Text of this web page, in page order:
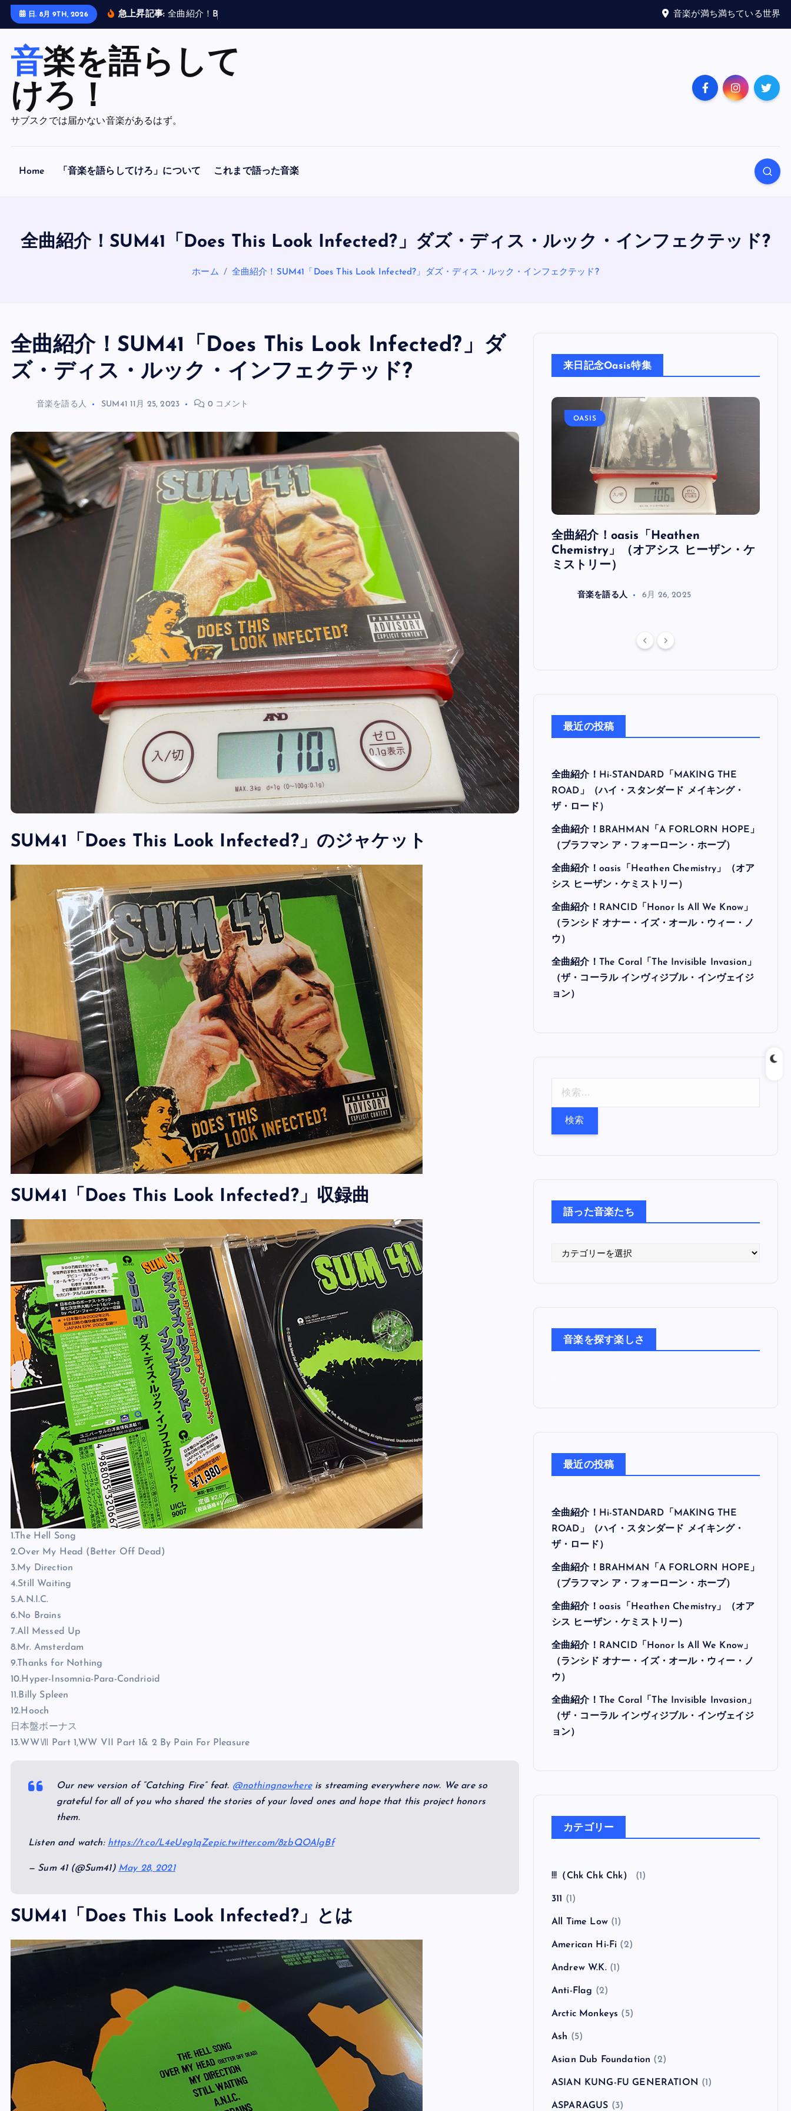
日. 8月 9TH, 2026 急上昇記事: 全曲 紹介 ！ B 音楽が満ち満ちている世界
音楽を語らして
けろ！
サブスクでは届かない音楽があるはず。
Home 「音楽を語らしてけろ」について これまで語った音楽
全曲紹介！SUM41「Does This Look Infected?」ダズ・ディス・ルック・インフェクテッド?
ホーム 全曲紹介！SUM41「Does This Look Infected?」ダズ・ディス・ルック・インフェクテッド?
全曲紹介！SUM41「Does This Look Infected?」ダ
ズ・ディス・ルック・インフェクテッド?
音楽を語る人 SUM41 11月 25, 2023 0 コメント
SUM41「Does This Look Infected?」のジャケット
SUM41「Does This Look Infected?」収録曲
1.The Hell Song
2.Over My Head (Better Off Dead)
3.My Direction
4.Still Waiting
5.A.N.I.C.
6.No Brains
7.All Messed Up
8.Mr. Amsterdam
9.Thanks for Nothing
10.Hyper-Insomnia-Para-Condrioid
11.Billy Spleen
12.Hooch
日本盤ボーナス
13.WWⅦ Part 1,WW VII Part 1& 2 By Pain For Pleasure
Our new version of “Catching Fire” feat. @nothingnowhereis streaming everywhere now. We are so
grateful for all of you who shared the stories of your loved ones and hope that this project honors
them.
Listen and watch: https://t.co/L4eUeg1qZepic.twitter.com/8zbQOAlgBf
— Sum 41 (@Sum41) May 28, 2021
SUM41「Does This Look Infected?」とは
来日記念Oasis特集
全曲紹介！oasis「Definitely
Maybe」（オアシス デフィニトリ
ー・メイビー）
音楽を語る人 8月 30, 2023
OASIS
全曲紹介！oasis「Heathen
Chemistry」（オアシス ヒーザン・ケ
ミストリー）
音楽を語る人 6月 26, 2025
最近の投稿
全曲紹介！Hi-STANDARD「MAKING THE
ROAD」（ハイ・スタンダード メイキング・
ザ・ロード）
全曲紹介！BRAHMAN「A FORLORN HOPE」
（ブラフマン ア・フォーローン・ホープ）
全曲紹介！oasis「Heathen Chemistry」（オア
シス ヒーザン・ケミストリー）
全曲紹介！RANCID「Honor Is All We Know」
（ランシド オナー・イズ・オール・ウィー・ノ
ウ）
全曲紹介！The Coral「The Invisible Invasion」
（ザ・コーラル インヴィジブル・インヴェイジ
ョン）
語った音楽たち
た
音楽を探す楽しさ
最近の投稿
全曲紹介！Hi-STANDARD「MAKING THE
ROAD」（ハイ・スタンダード メイキング・
ザ・ロード）
全曲紹介！BRAHMAN「A FORLORN HOPE」
（ランシド オナー・イズ・オール・ウィー・ノ
ウ）
（ザ・コーラル インヴィジブル・インヴェイジ
ョン）
カテゴリー
!!!（Chk Chk Chk）
311(1)
All Time Low(1)
American Hi-Fi(2)